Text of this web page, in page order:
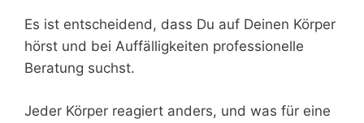
Es ist entscheidend, dass Du auf Deinen Körper
hörst und bei Auffälligkeiten professionelle
Beratung suchst.
Jeder Körper reagiert anders, und was für eine